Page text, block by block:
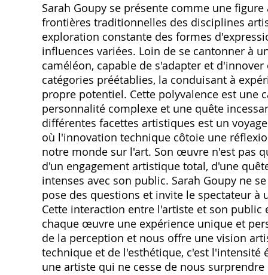
Sarah Goupy se présente comme une
frontières traditionnelles des disciplines
exploration constante des formes
influences variées. Loin de se cantonner à
caméléon‚ capable de s'adapter et
catégories préétablies‚ la conduisant à
propre potentiel. Cette polyvalence est une
personnalité complexe et une quête
différentes facettes artistiques est un
où l'innovation technique côtoie une
notre monde sur l'art. Son œuvre n'est pas
d'un engagement artistique total‚ d'une
intenses avec son public. Sarah Goupy ne
pose des questions et invite le spectateur
Cette interaction entre l'artiste et son
chaque œuvre une expérience unique et
de la perception et nous offre une vision
technique et de l'esthétique‚ c'est
une artiste qui ne cesse de nous